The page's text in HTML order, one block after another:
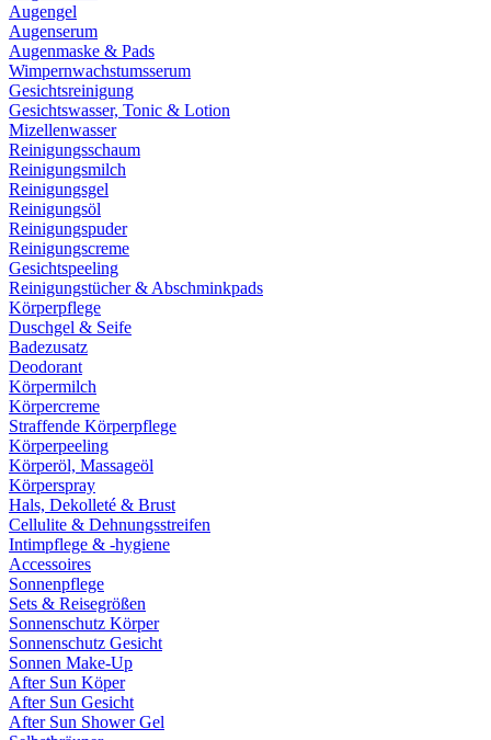
Augengel
Augenserum
Augenmaske & Pads
Wimpernwachstumsserum
Gesichtsreinigung
Gesichtswasser, Tonic & Lotion
Mizellenwasser
Reinigungsschaum
Reinigungsmilch
Reinigungsgel
Reinigungsöl
Reinigungspuder
Reinigungscreme
Gesichtspeeling
Reinigungstücher & Abschminkpads
Körperpflege
Duschgel & Seife
Badezusatz
Deodorant
Körpermilch
Körpercreme
Straffende Körperpflege
Körperpeeling
Körperöl, Massageöl
Körperspray
Hals, Dekolleté & Brust
Cellulite & Dehnungsstreifen
Intimpflege & -hygiene
Accessoires
Sonnenpflege
Sets & Reisegrößen
Sonnenschutz Körper
Sonnenschutz Gesicht
Sonnen Make-Up
After Sun Köper
After Sun Gesicht
After Sun Shower Gel